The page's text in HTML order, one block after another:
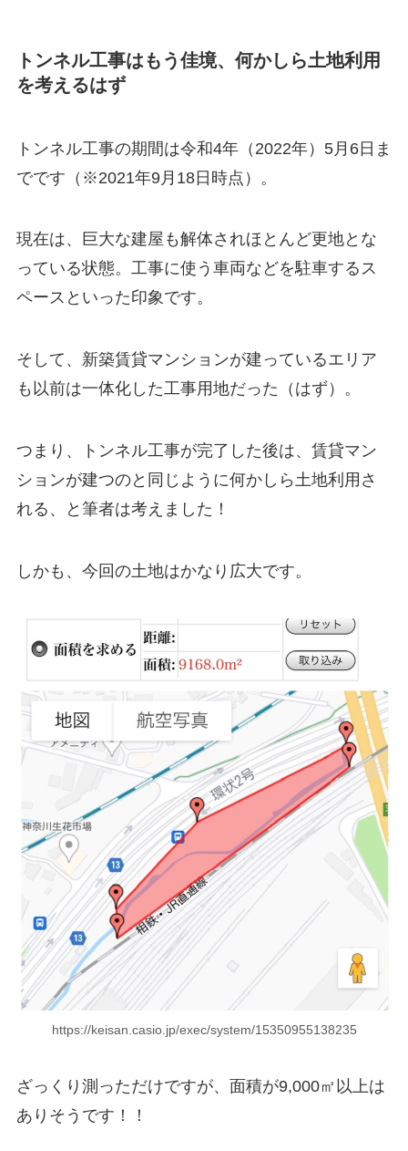
トンネル工事はもう佳境、何かしら土地利用
を考えるはず
トンネル工事の期間は令和4年（2022年）5月6日ま
でです（※2021年9月18日時点）。
現在は、巨大な建屋も解体されほとんど更地とな
っている状態。工事に使う車両などを駐車するス
ペースといった印象です。
そして、新築賃貸マンションが建っているエリア
も以前は一体化した工事用地だった（はず）。
つまり、
トンネル工事が完了した後は、賃貸マン
ションが建つのと同じように何かしら土地利用さ
れる 、と筆者は考えました！
しかも、今回の土地はかなり広大です。
https://keisan.casio.jp/exec/system/15350955138235
ざっくり測っただけですが、面積が9,000㎡以上は
ありそうです！！